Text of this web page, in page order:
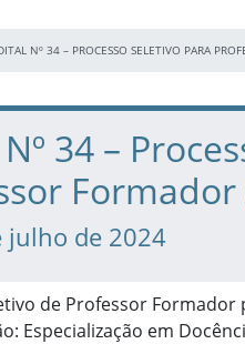
Nº 34 – PROCESSO SELETIVO PARA
34 –
Formador
julho de 2024
de Professor
Especialização em